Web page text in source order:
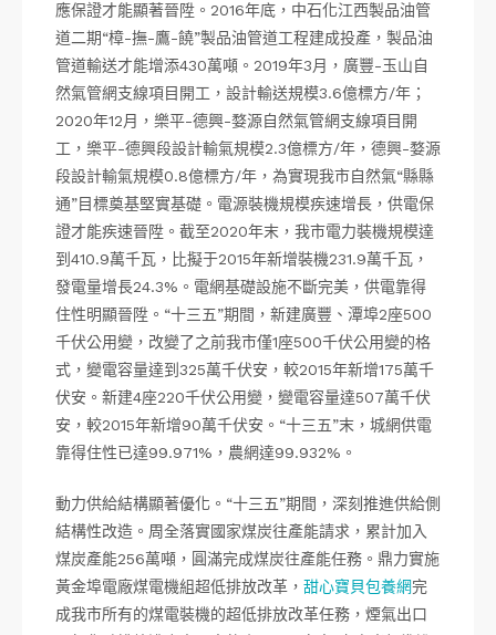
應保證才能顯著晉陞。2016年底，中石化江西製品油管
道二期“樟-撫-鷹-饒”製品油管道工程建成投產，製品油
管道輸送才能增添430萬噸。2019年3月，廣豐-玉山自
然氣管網支線項目開工，設計輸送規模3.6億標方/年；
2020年12月，樂平-德興-婺源自然氣管網支線項目開
工，樂平-德興段設計輸氣規模2.3億標方/年，德興-婺源
段設計輸氣規模0.8億標方/年，為實現我市自然氣“縣縣
通”目標奠基堅實基礎。電源裝機規模疾速增長，供電保
證才能疾速晉陞。截至2020年末，我市電力裝機規模達
到410.9萬千瓦，比擬于2015年新增裝機231.9萬千瓦，
發電量增長24.3%。電網基礎設施不斷完美，供電靠得
住性明顯晉陞。“十三五”期間，新建廣豐、潭埠2座500
千伏公用變，改變了之前我市僅1座500千伏公用變的格
式，變電容量達到325萬千伏安，較2015年新增175萬千
伏安。新建4座220千伏公用變，變電容量達507萬千伏
安，較2015年新增90萬千伏安。“十三五”末，城網供電
靠得住性已達99.971%，農網達99.932%。
動力供給結構顯著優化。“十三五”期間，深刻推進供給側
結構性改造。周全落實國家煤炭往產能請求，累計加入
煤炭產能256萬噸，圓滿完成煤炭往產能任務。鼎力實施
黃金埠電廠煤電機組超低排放改革， 甜心寶貝包養網完
成我市所有的煤電裝機的超低排放改革任務，煙氣出口